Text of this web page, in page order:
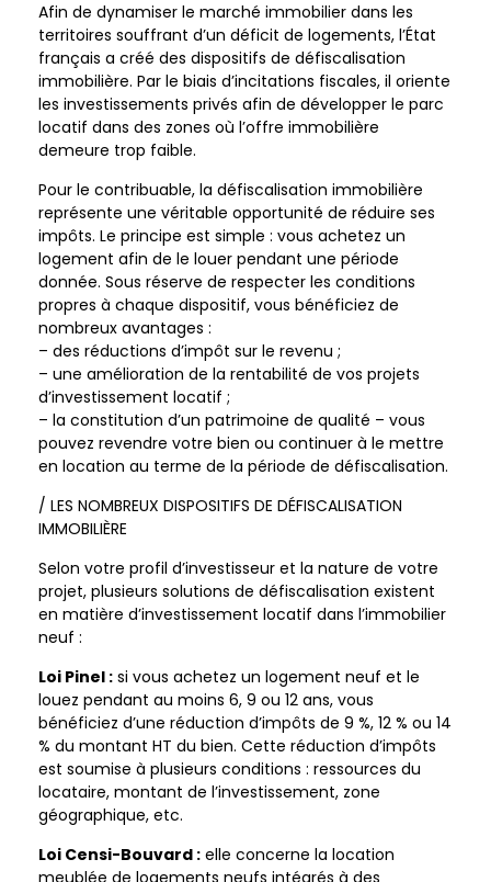
Afin de dynamiser le marché immobilier dans les
territoires souffrant d’un déficit de logements, l’État
français a créé des dispositifs de défiscalisation
immobilière. Par le biais d’incitations fiscales, il oriente
les investissements privés afin de développer le parc
locatif dans des zones où l’offre immobilière
demeure trop faible.
Pour le contribuable, la défiscalisation immobilière
représente une véritable opportunité de réduire ses
impôts. Le principe est simple : vous achetez un
logement afin de le louer pendant une période
donnée. Sous réserve de respecter les conditions
propres à chaque dispositif, vous bénéficiez de
nombreux avantages :
– des réductions d’impôt sur le revenu ;
– une amélioration de la rentabilité de vos projets
d’investissement locatif ;
– la constitution d’un patrimoine de qualité – vous
pouvez revendre votre bien ou continuer à le mettre
en location au terme de la période de défiscalisation.
/ LES NOMBREUX DISPOSITIFS DE DÉFISCALISATION
IMMOBILIÈRE
Selon votre profil d’investisseur et la nature de votre
projet, plusieurs solutions de défiscalisation existent
en matière d’investissement locatif dans l’immobilier
neuf :
Loi Pinel : si vous achetez un logement neuf et le
louez pendant au moins 6, 9 ou 12 ans, vous
bénéficiez d’une réduction d’impôts de 9 %, 12 % ou 14
% du montant HT du bien. Cette réduction d’impôts
est soumise à plusieurs conditions : ressources du
locataire, montant de l’investissement, zone
géographique, etc.
Loi Censi-Bouvard : elle concerne la location
meublée de logements neufs intégrés à des